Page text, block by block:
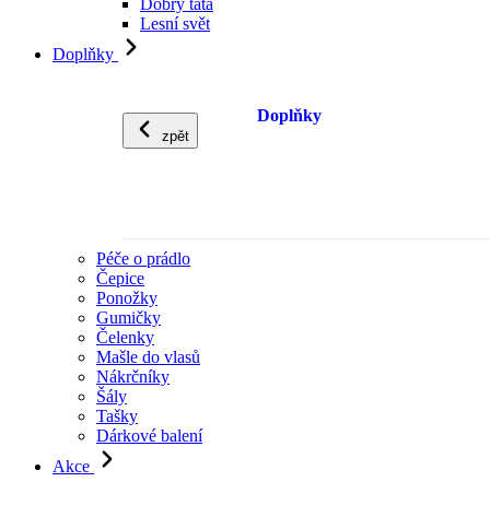
Lesní svět
Doplňky
zpět
Doplňky
Péče o prádlo
Čepice
Ponožky
Gumičky
Čelenky
Mašle do vlasů
Nákrčníky
Šály
Tašky
Dárkové balení
Akce